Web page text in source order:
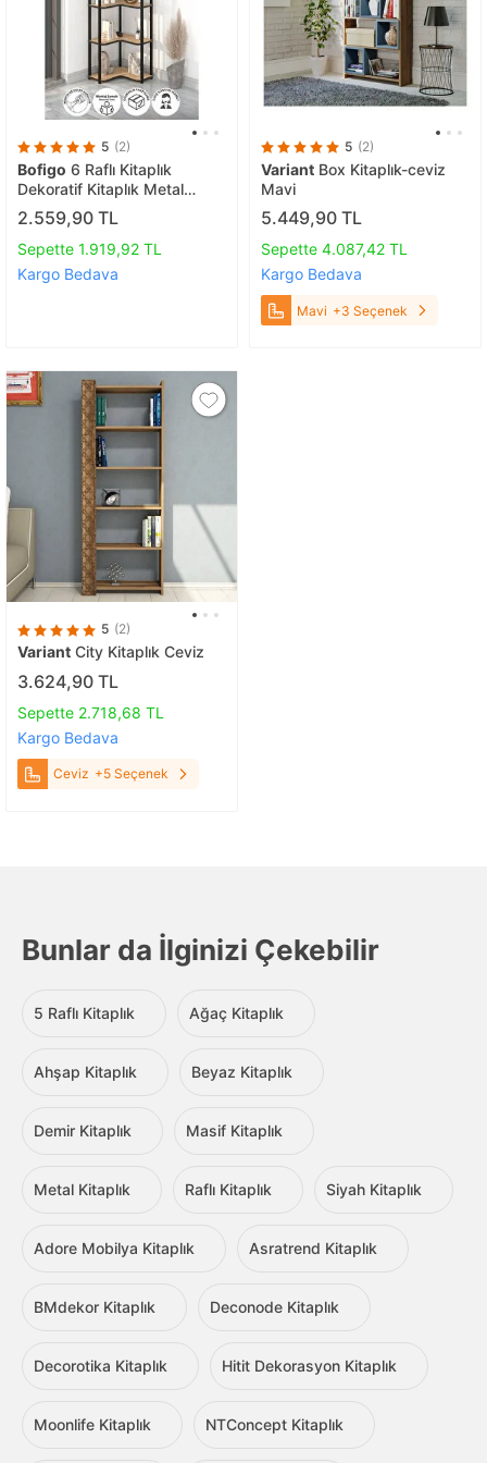
5 (2)
Bofigo 6 Raflı Kitaplık
Dekoratif Kitaplık Metal
Kitaplık Ofis Kitaplığı
Aksesuar Rafı Sardes Safir
Meşe
2.559,90 TL
Sepette 1.919,92 TL
Kargo Bedava
5 (2)
Variant Box Kitaplık-ceviz
Mavi
5.449,90 TL
Sepette 4.087,42 TL
Kargo Bedava
Mavi +3 Seçenek
5 (2)
Variant City Kitaplık Ceviz
3.624,90 TL
Sepette 2.718,68 TL
Kargo Bedava
Ceviz +5 Seçenek
Bunlar da İlginizi Çekebilir
5 Raflı Kitaplık Ağaç Kitaplık
Ahşap Kitaplık Beyaz Kitaplık
Demir Kitaplık Masif Kitaplık
Metal Kitaplık Raflı Kitaplık Siyah Kitaplık
Adore Mobilya Kitaplık Asratrend Kitaplık
BMdekor Kitaplık Deconode Kitaplık
Decorotika Kitaplık Hitit Dekorasyon Kitaplık
Moonlife Kitaplık NTConcept Kitaplık